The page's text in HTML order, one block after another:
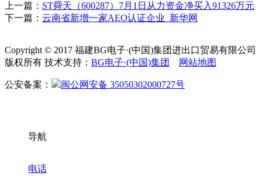
上一篇： ST舜天（600287）7月1日从力资金净买入91326万元
下一篇： 云南省新增一家AEO认证企业_新华网
Copyright © 2017 福建BG电子·(中国)集团进出口贸易有限公司
版权所有 技术支持： BG电子·(中国)集团 网站地图
公安备案： 闽公网安备 35050302000727号
导航
电话